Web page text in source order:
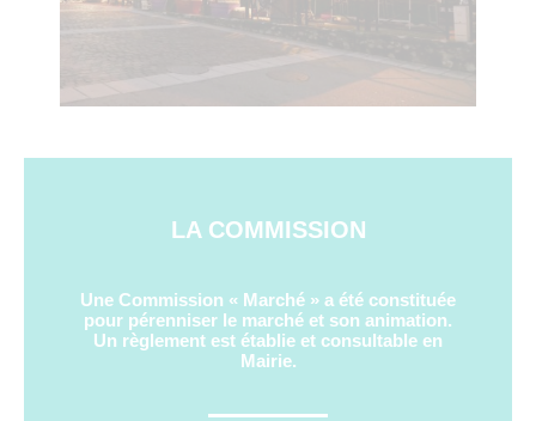
LA COMMISSION
Une Commission « Marché » a été constituée
pour pérenniser le marché et son animation.
Un règlement est établie et consultable en
Mairie.